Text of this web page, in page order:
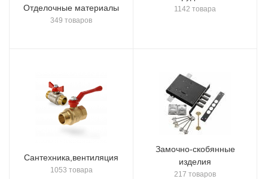
Отделочные материалы
349 товаров
1142 товара
Сантехника,вентиляция
1053 товара
Замочно-скобянные
изделия
217 товаров